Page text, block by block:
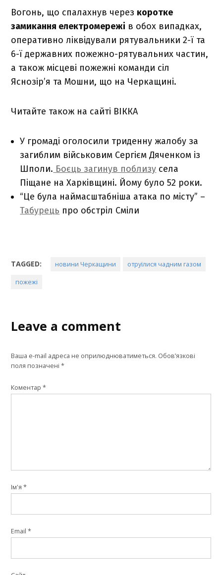
Вогонь, що спалахнув через коротке
замикання електромережі в обох випадках,
оперативно ліквідували рятувальники 2-ї та
6-ї державних пожежно-рятувальних частин,
а також місцеві пожежні команди сіл
Яснозір’я та Мошни, що на Черкащині.
Читайте також на сайті ВІККА
У громаді оголосили триденну жалобу за
загиблим військовим Сергієм Дяченком із
Шполи. Боєць загинув поблизу села
Піщане на Харківщині. Йому було 52 роки.
“Це була наймасштабніша атака по місту” –
Табурець про обстріл Сміли
TAGGED: новини Черкащини отруїлися чадним газом
пожежі
Leave a comment
Ваша e-mail адреса не оприлюднюватиметься. Обов’язкові
поля позначені*
Коментар*
Ім'я*
Email*